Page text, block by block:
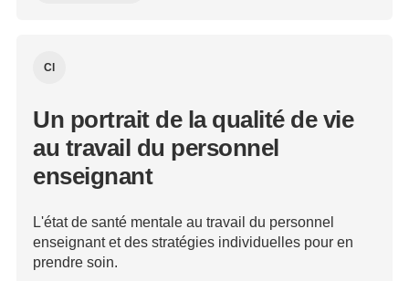
Cl
Un portrait de la qualité de vie
au travail du personnel
enseignant
L'état de santé mentale au travail du personnel
enseignant et des stratégies individuelles pour en
prendre soin.